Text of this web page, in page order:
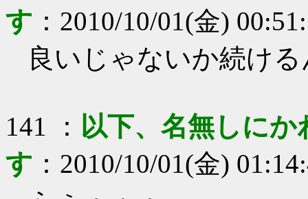
す ： 2010/10/01(金)
良いじゃないか続け
141 ： 以下、名無しに
す ： 2010/10/01(金)